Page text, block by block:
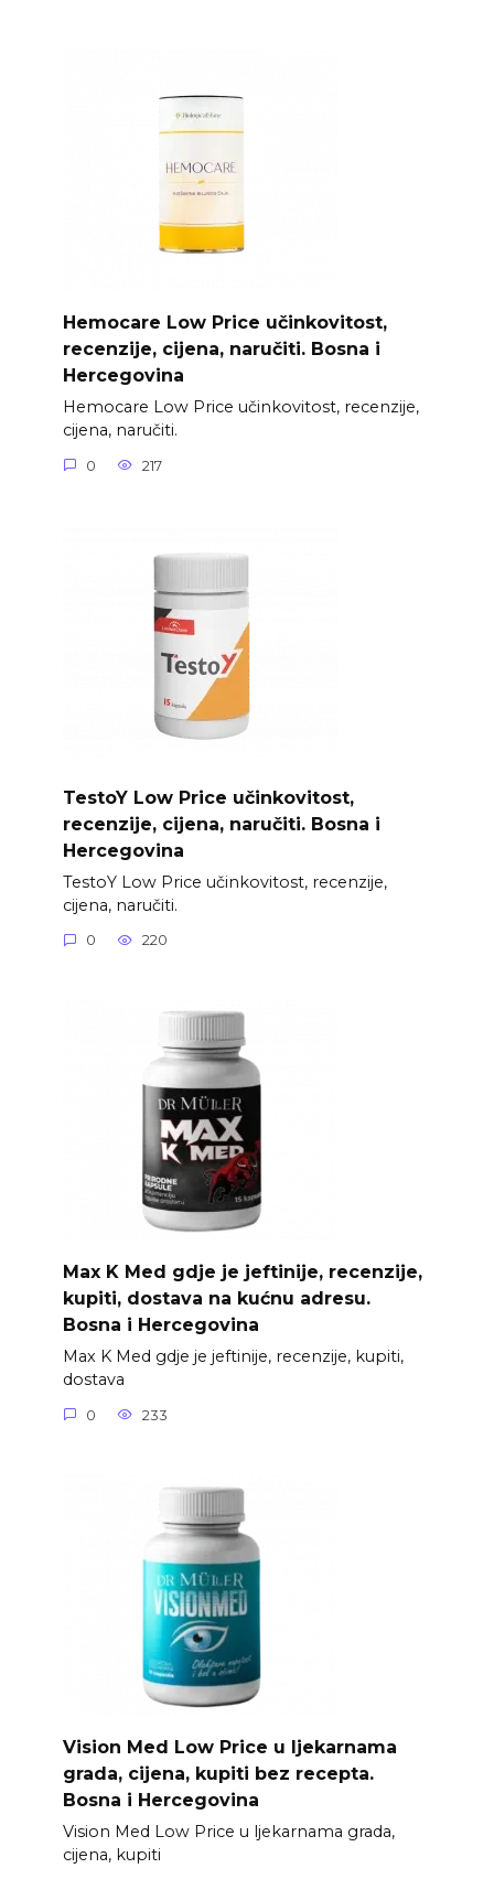
Hemocare Low Price učinkovitost,
recenzije, cijena, naručiti. Bosna i
Hercegovina
Hemocare Low Price učinkovitost, recenzije,
cijena, naručiti.
0 217
TestoY Low Price učinkovitost,
recenzije, cijena, naručiti. Bosna i
Hercegovina
TestoY Low Price učinkovitost, recenzije,
cijena, naručiti.
0 220
Max K Med gdje je jeftinije, recenzije,
kupiti, dostava na kućnu adresu.
Bosna i Hercegovina
Max K Med gdje je jeftinije, recenzije, kupiti,
dostava
0 233
Vision Med Low Price u ljekarnama
grada, cijena, kupiti bez recepta.
Bosna i Hercegovina
Vision Med Low Price u ljekarnama grada,
cijena, kupiti